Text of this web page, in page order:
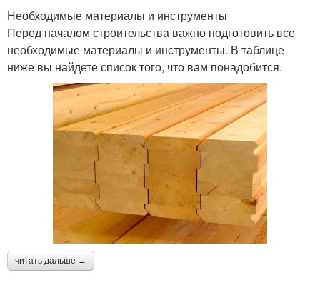
Необходимые материалы и инструменты
Перед началом строительства важно подготовить все
необходимые материалы и инструменты. В таблице
ниже вы найдете список того, что вам понадобится.
читать дальше →